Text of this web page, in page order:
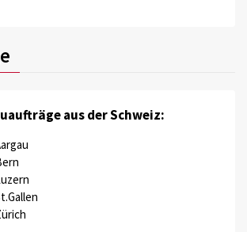
aus der Schweiz: